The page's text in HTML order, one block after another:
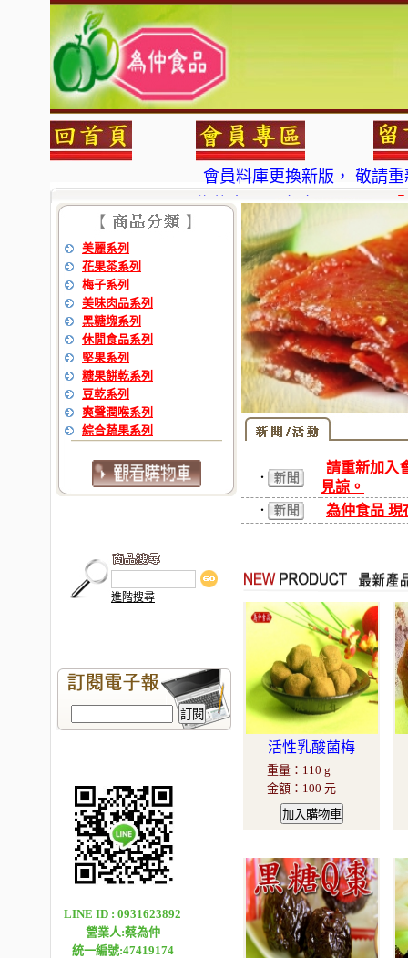
會員料庫更換新版， 敬請重
為仲食品 現在也可以7-11及
會員料庫更換新版， 敬請
為仲食品 現在也可以7-11及
美麗系列
花果茶系列
梅子系列
美味肉品系列
黑糖塊系列
休閒食品系列
堅果系列
糖果餅乾系列
豆乾系列
爽聲潤喉系列
綜合蔬果系列
進階搜尋
LINE ID : 0931623892
營業人:蔡為仲
統一編號:47419174
‧
請重新加入
見諒。
‧ 為仲食品 現
活性乳酸菌梅
重量： 110 g
金額： 100 元